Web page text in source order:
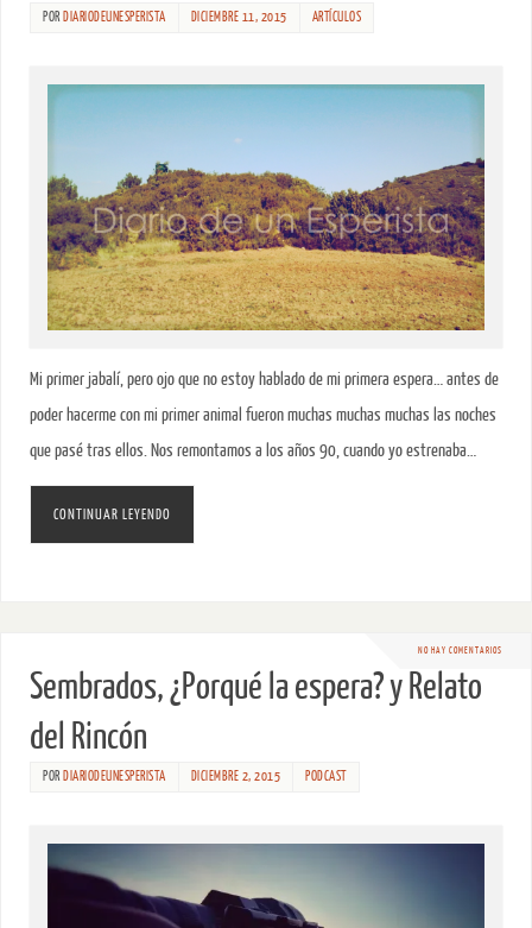
POR DIARIODEUNESPERISTA DICIEMBRE 11, 2015 ARTÍCULOS
Mi primer jabalí, pero ojo que no estoy hablado de mi primera espera… antes de
poder hacerme con mi primer animal fueron muchas muchas muchas las noches
que pasé tras ellos. Nos remontamos a los años 90, cuando yo estrenaba…
CONTINUAR LEYENDO
NO HAY COMENTARIOS
Sembrados, ¿Porqué la espera? y Relato
del Rincón
POR DIARIODEUNESPERISTA DICIEMBRE 2, 2015 PODCAST